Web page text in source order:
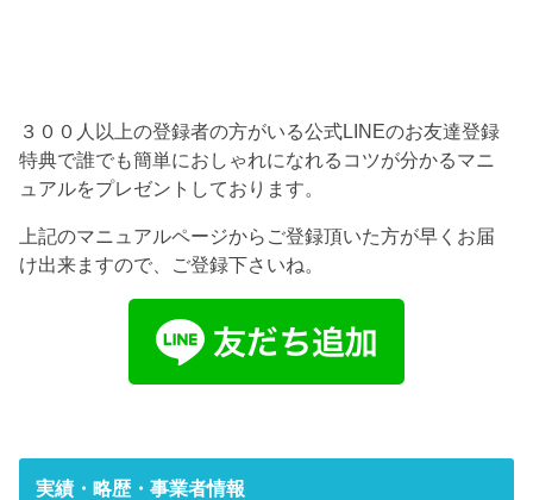
３００人以上の登録者の方がいる公式LINEのお友達登録
特典で誰でも簡単におしゃれになれるコツが分かるマニ
ュアルをプレゼントしております。
上記のマニュアルページからご登録頂いた方が早くお届
け出来ますので、ご登録下さいね。
実績・略歴・事業者情報